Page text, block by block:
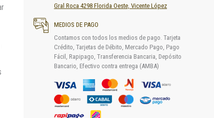
Gral Roca 4298 Florida Oeste, Vicente López
MEDIOS DE PAGO
Contamos con todos los medios de pago. Tarjeta
Crédito, Tarjetas de Débito, Mercado Pago, Pago
Fácil, Rapipago, Transferencia Bancaria, Depósito
Bancario, Efectivo contra entrega (AMBA)